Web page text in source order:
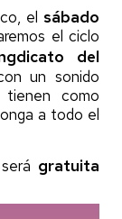
el sábado
el ciclo
del
un sonido
como
a todo el
gratuita